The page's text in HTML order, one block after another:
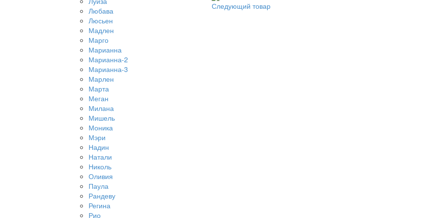
Любава
Люсьен
Мадлен
Марго
Марианна
Марианна-2
Марианна-3
Марлен
Марта
Меган
Милана
Мишель
Моника
Мэри
Надин
Натали
Николь
Оливия
Паула
Рандеву
Регина
Рио
Следующий товар